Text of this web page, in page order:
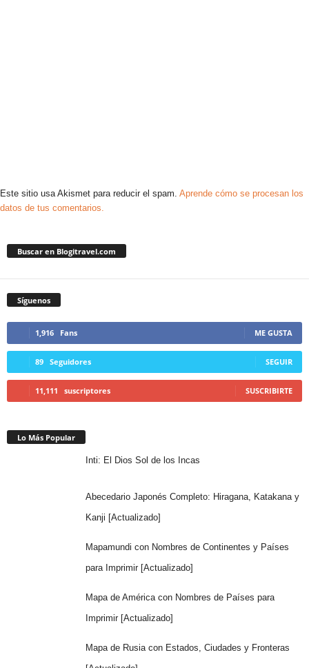
Este sitio usa Akismet para reducir el spam. Aprende cómo se procesan los
datos de tus comentarios.
Buscar en Blogitravel.com
Síguenos
1,916 Fans ME GUSTA
89 Seguidores SEGUIR
11,111 suscriptores SUSCRIBIRTE
Lo Más Popular
Inti: El Dios Sol de los Incas
Abecedario Japonés Completo: Hiragana, Katakana y
Kanji [Actualizado]
Mapamundi con Nombres de Continentes y Países
para Imprimir [Actualizado]
Mapa de América con Nombres de Países para
Imprimir [Actualizado]
Mapa de Rusia con Estados, Ciudades y Fronteras